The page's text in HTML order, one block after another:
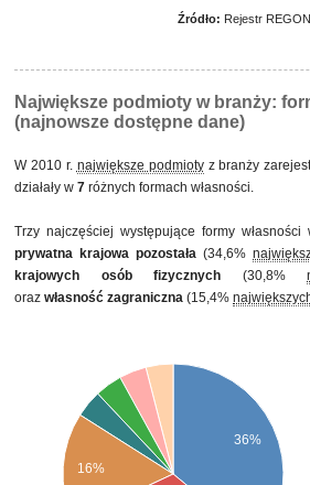
własność państwowych osób prawnych
własność mieszana między sektorami z
Źródło: Rejestr REGON,
Największe podmioty w branży:
(najnowsze dostępne dane)
W 2010 r. największe podmiotyz branży
działały w 7 różnych formach własności.
Trzy najczęściej występujące formy
prywatna krajowa pozostała (34,6%
krajowych osób fizycznych (30,8%
oraz własność zagraniczna (15,4%
36%
16%